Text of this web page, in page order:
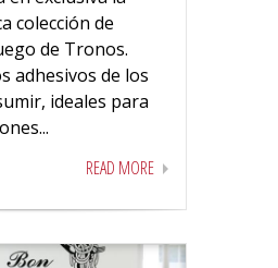
colección de
de Tronos.
adhesivos de los
ideales para
READ MORE